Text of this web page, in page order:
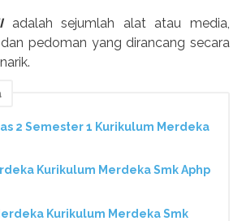
adalah sejumlah alat atau media,
pedoman yang dirancang secara
2 Semester 1 Kurikulum Merdeka
Kurikulum Merdeka Smk Aphp
Kurikulum Merdeka Smk